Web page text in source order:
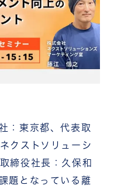
：東京都、代表取
クストソリューシ
締役社長：久保和
題となっている離